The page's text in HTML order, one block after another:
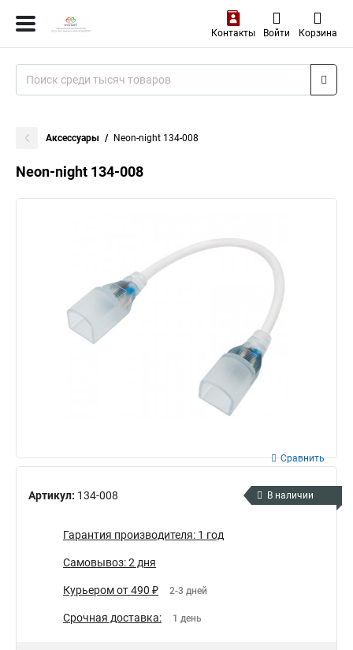
Контакты Войти Корзина
Аксессуары Neon-night 134-008
Neon-night 134-008
Артикул: 134-008
Сравнить
В наличии
Гарантия производителя: 1 год
Самовывоз: 2 дня
Курьером от 490 ₽ 2-3 дней
Срочная доставка: 1 день